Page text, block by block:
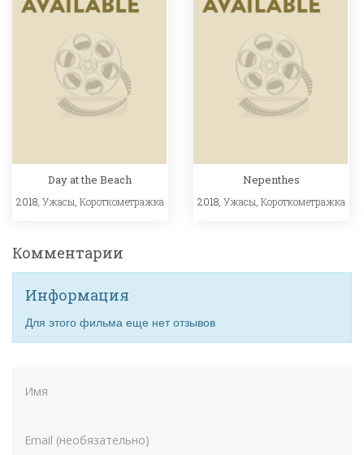
Day at the Beach
2018, Ужасы Короткометражка
Nepenthes
2018,Ужасы ,Короткометражка
Комментарии
Информация
Для этого фильма еще нет отзывов